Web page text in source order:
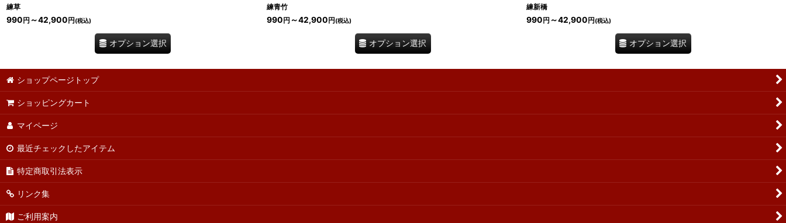
練草
990 円 ～42,900 円 (税込)
オプション選択
練青竹
990 円 ～42,900 円 (税込)
オプション選択
練新橋
990 円 ～42,900 円 (税込)
オプション選択
ショップページトップ
ショッピングカート
マイページ
最近チェックしたアイテム
特定商取引法表示
リンク集
ご利用案内